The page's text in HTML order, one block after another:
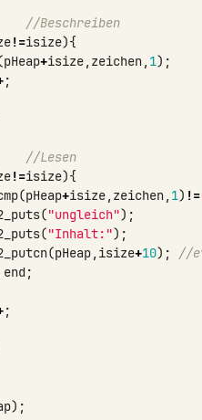
//Beschreiben
!=isize){
pHeap+isize, zeichen, 1);
;
//Lesen
!=isize){
(pHeap+isize, zeichen, 1) !=
("ungleich");
("Inhalt:");
(pHeap, isize+10);
//
end;
;
);